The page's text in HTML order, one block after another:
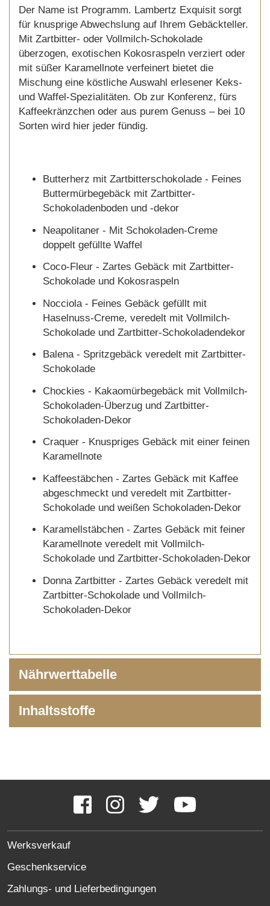
Der Name ist Programm. Lambertz Exquisit sorgt
für knusprige Abwechslung auf Ihrem Gebäckteller.
Mit Zartbitter- oder Vollmilch-Schokolade
überzogen, exotischen Kokosraspeln verziert oder
mit süßer Karamellnote verfeinert bietet die
Mischung eine köstliche Auswahl erlesener Keks-
und Waffel-Spezialitäten. Ob zur Konferenz, fürs
Kaffeekränzchen oder aus purem Genuss – bei 10
Sorten wird hier jeder fündig.
Butterherz mit Zartbitterschokolade - Feines
Buttermürbegebäck mit Zartbitter-
Schokoladenboden und -dekor
Neapolitaner - Mit Schokoladen-Creme
doppelt gefüllte Waffel
Coco-Fleur - Zartes Gebäck mit Zartbitter-
Schokolade und Kokosraspeln
Nocciola - Feines Gebäck gefüllt mit
Haselnuss-Creme, veredelt mit Vollmilch-
Schokolade und Zartbitter-Schokoladendekor
Balena - Spritzgebäck veredelt mit Zartbitter-
Schokolade
Chockies - Kakaomürbegebäck mit Vollmilch-
Schokoladen-Überzug und Zartbitter-
Schokoladen-Dekor
Craquer - Knuspriges Gebäck mit einer feinen
Karamellnote
Kaffeestäbchen - Zartes Gebäck mit Kaffee
abgeschmeckt und veredelt mit Zartbitter-
Schokolade und weißen Schokoladen-Dekor
Karamellstäbchen - Zartes Gebäck mit feiner
Karamellnote veredelt mit Vollmilch-
Schokolade und Zartbitter-Schokoladen-Dekor
Donna Zartbitter - Zartes Gebäck veredelt mit
Zartbitter-Schokolade und Vollmilch-
Schokoladen-Dekor
Nährwerttabelle
Inhaltsstoffe
FacebookInstagramTwitter YouTube
SITE
LINKS
Werksverkauf
Geschenkservice
Zahlungs- und Lieferbedingungen